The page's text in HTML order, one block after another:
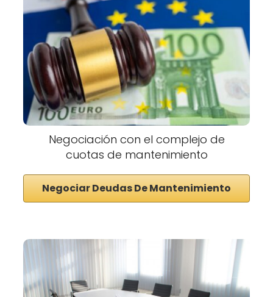
Negociación con el complejo de
cuotas de mantenimiento
Negociar Deudas De Mantenimiento